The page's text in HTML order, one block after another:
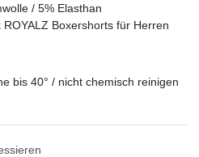
/ 5% Elasthan
Boxershorts für Herren
bis 40° / nicht chemisch reinigen